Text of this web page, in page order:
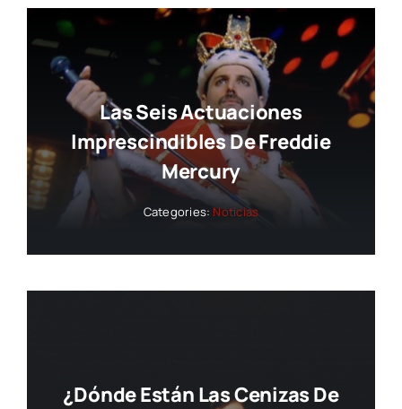
Las Seis Actuaciones
Imprescindibles De Freddie
Mercury
Categories: Noticias
¿Dónde Están Las Cenizas De